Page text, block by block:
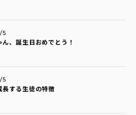
ん、誕生日おめでとう！
5
長する生徒の特徴
5